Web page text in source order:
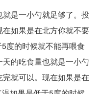
是一小勺就足够了。投
如果是在北方你就不要
度的时候就不能再喂食
的吃食量也就是一小勺
就可以。现在如果是在